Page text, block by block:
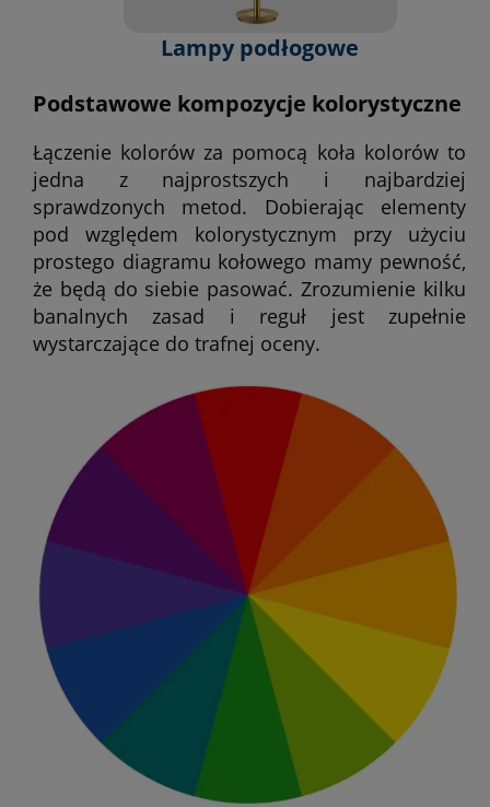
Lampy podłogowe
Podstawowe kompozycje kolorystyczne
Łączenie kolorów za pomocą koła kolorów to
jedna z najprostszych i najbardziej
sprawdzonych metod. Dobierając elementy
pod względem kolorystycznym przy użyciu
prostego diagramu kołowego mamy pewność,
że będą do siebie pasować. Zrozumienie kilku
banalnych zasad i reguł jest zupełnie
wystarczające do trafnej oceny.